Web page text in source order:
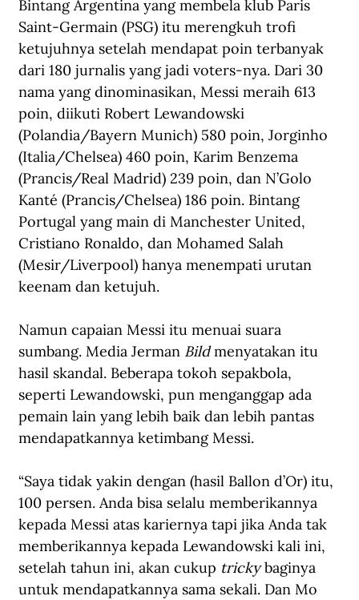
Bintang Argentina yang membela klub Paris
Saint-Germain (PSG) itu merengkuh trofi
ketujuhnya setelah mendapat poin terbanyak
dari 180 jurnalis yang jadi voters-nya. Dari 30
nama yang dinominasikan, Messi meraih 613
poin, diikuti Robert Lewandowski
(Polandia/Bayern Munich) 580 poin, Jorginho
(Italia/Chelsea) 460 poin, Karim Benzema
(Prancis/Real Madrid) 239 poin, dan N’Golo
Kanté (Prancis/Chelsea) 186 poin. Bintang
Portugal yang main di Manchester United,
Cristiano Ronaldo, dan Mohamed Salah
(Mesir/Liverpool) hanya menempati urutan
keenam dan ketujuh.
Namun capaian Messi itu menuai suara
sumbang. Media Jerman Bild menyatakan itu
hasil skandal. Beberapa tokoh sepakbola,
seperti Lewandowski, pun menganggap ada
pemain lain yang lebih baik dan lebih pantas
mendapatkannya ketimbang Messi.
“Saya tidak yakin dengan (hasil Ballon d’Or) itu,
100 persen. Anda bisa selalu memberikannya
kepada Messi atas kariernya tapi jika Anda tak
memberikannya kepada Lewandowski kali ini,
setelah tahun ini, akan cukup tricky baginya
untuk mendapatkannya sama sekali. Dan Mo